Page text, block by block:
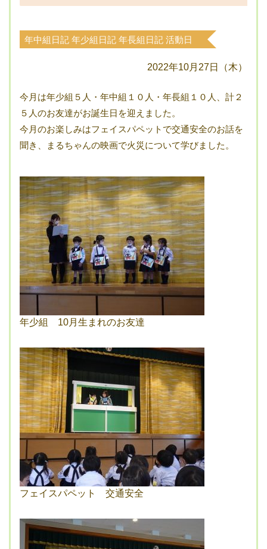
年中組日記 年少組日記 年長組日記 活動日
2022年10月27日（木）
今月は年少組５人・年中組１０人・年長組１０人、計２
５人のお友達がお誕生日を迎えました。
今月のお楽しみはフェイスパペットで交通安全のお話を
聞き、まるちゃんの映画で火災について学びました。
年少組 10月生まれのお友達
フェイスパペット 交通安全